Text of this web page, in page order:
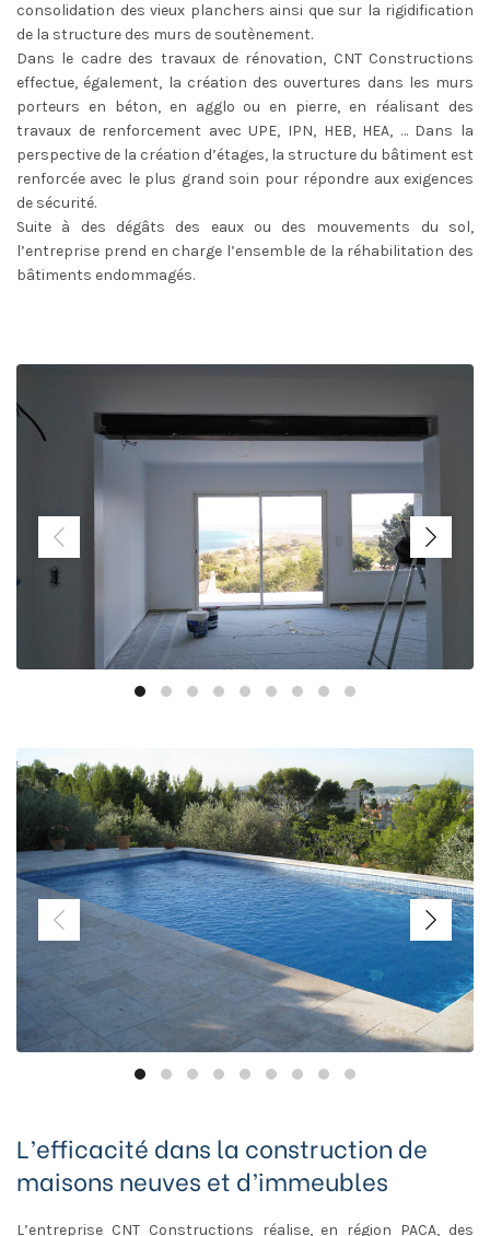
consolidation des vieux planchers ainsi que sur la rigidification
de la structure des murs de soutènement.
Dans le cadre des travaux de rénovation, CNT Constructions
effectue, également, la création des ouvertures dans les murs
porteurs en béton, en agglo ou en pierre, en réalisant des
travaux de renforcement avec UPE, IPN, HEB, HEA, … Dans la
perspective de la création d’étages, la structure du bâtiment est
renforcée avec le plus grand soin pour répondre aux exigences
de sécurité.
Suite à des dégâts des eaux ou des mouvements du sol,
l’entreprise prend en charge l’ensemble de la réhabilitation des
bâtiments endommagés.
L’efficacité dans la construction de
maisons neuves et d’immeubles
L’entreprise CNT Constructions réalise, en région PACA, des